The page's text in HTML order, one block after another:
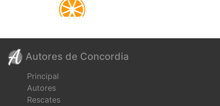
Autores de Concordia
Principal
Autores
Rescates